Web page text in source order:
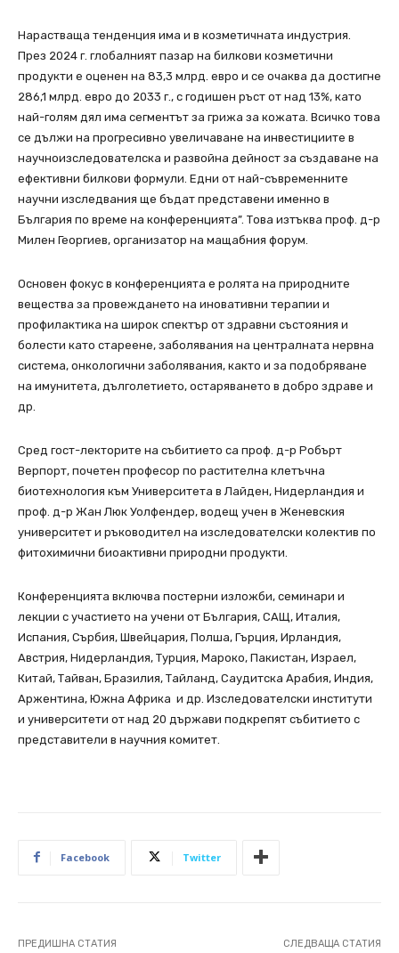
Нарастваща тенденция има и в козметичната индустрия.
През 2024 г. глобалният пазар на билкови козметични
продукти е оценен на 83,3 млрд. евро и се очаква да достигне
286,1 млрд. евро до 2033 г., с годишен ръст от над 13%, като
най-голям дял има сегментът за грижа за кожата. Всичко това
се дължи на прогресивно увеличаване на инвестициите в
научноизследователска и развойна дейност за създаване на
ефективни билкови формули. Едни от най-съвременните
научни изследвания ще бъдат представени именно в
България по време на конференцията”. Това изтъква проф. д-р
Милен Георгиев, организатор на мащабния форум.
Основен фокус в конференцията е ролята на природните
вещества за провеждането на иновативни терапии и
профилактика на широк спектър от здравни състояния и
болести като стареене, заболявания на централната нервна
система, онкологични заболявания, както и за подобряване
на имунитета, дълголетието, остаряването в добро здраве и
др.
Сред гост-лекторите на събитието са проф. д-р Робърт
Верпорт, почетен професор по растителна клетъчна
биотехнология към Университета в Лайден, Нидерландия и
проф. д-р Жан Люк Уолфендер, водещ учен в Женевския
университет и ръководител на изследователски колектив по
фитохимични биоактивни природни продукти.
Конференцията включва постерни изложби, семинари и
лекции с участието на учени от България, САЩ, Италия,
Испания, Сърбия, Швейцария, Полша, Гърция, Ирландия,
Австрия, Нидерландия, Турция, Мароко, Пакистан, Израел,
Китай, Тайван, Бразилия, Тайланд, Саудитска Арабия, Индия,
Аржентина, Южна Африка и др. Изследователски институти
и университети от над 20 държави подкрепят събитието с
представители в научния комитет.
Facebook Twitter
ПРЕДИШНА СТАТИЯ СЛЕДВАЩА СТАТИЯ